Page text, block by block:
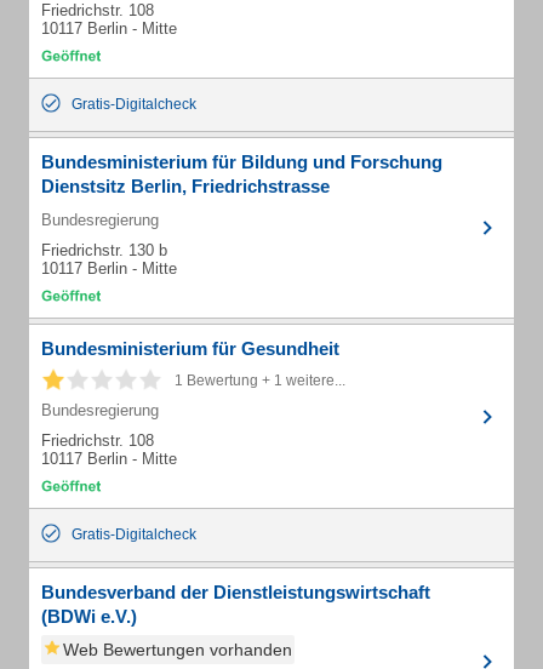
Friedrichstr. 108
10117 Berlin - Mitte
Gratis-Digitalcheck
Bundesministerium für Bildung und Forschung
Dienstsitz Berlin, Friedrichstrasse
Bundesregierung
Friedrichstr. 130 b
10117 Berlin - Mitte
Bundesministerium für Gesundheit
1 Bewertung + 1 weitere...
Bundesregierung
Friedrichstr. 108
10117 Berlin - Mitte
Gratis-Digitalcheck
Bundesverband der Dienstleistungswirtschaft
(BDWi e.V.)
Web Bewertungen vorhanden